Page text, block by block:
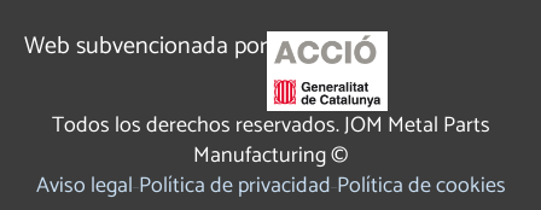
Web subvencionada por
Todos los derechos reservados. JOM Metal Parts
Manufacturing ©
Aviso legalPolítica de privacidadPolítica de cookies